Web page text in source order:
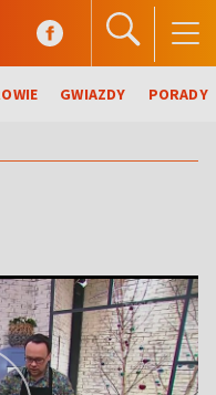
GWIAZDY PORADY